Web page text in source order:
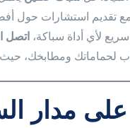
مع تقديم استشارات حول
لأي أداة سباكة، اتصل
لحماماتك ومطابخك، حيث
مدار